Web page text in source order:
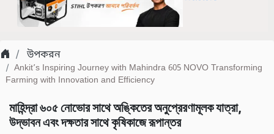
উপকরন
Ankit’s Inspiring Journey with Mahindra 605 NOVO Transforming
Farming with Innovation and Efficiency
মাহিন্দ্রা ৬০৫ নোভোর সাথে অঙ্কিতের অনুপ্রেরণামূলক যাত্রা,
উদ্ভাবন এবং দক্ষতার সাথে কৃষিকাজে রূপান্তর